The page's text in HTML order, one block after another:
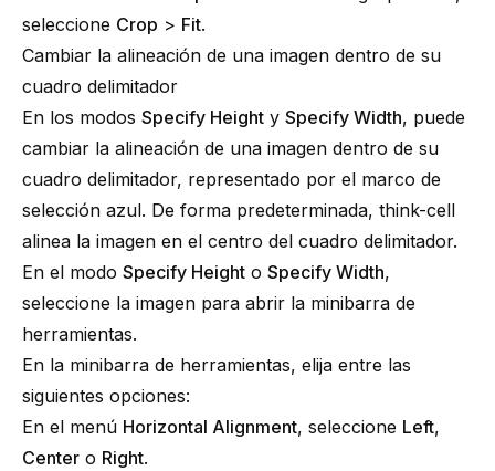
seleccione Crop > Fit.
Cambiar la alineación de una imagen dentro de su
cuadro delimitador
En los modos Specify Height y Specify Width, puede
cambiar la alineación de una imagen dentro de su
cuadro delimitador, representado por el marco de
selección azul. De forma predeterminada, think-cell
alinea la imagen en el centro del cuadro delimitador.
En el modo Specify Height o Specify Width,
seleccione la imagen para abrir la minibarra de
herramientas.
En la minibarra de herramientas, elija entre las
siguientes opciones:
En el menú Horizontal Alignment, seleccione Left,
Center o Right.